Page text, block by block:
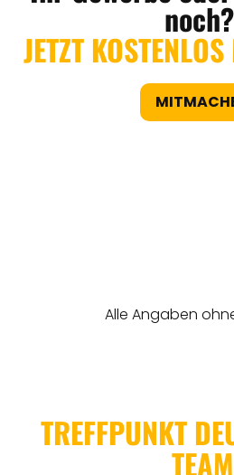
noch?
JETZT